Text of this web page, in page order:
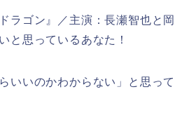
ラゴン』／主演：長瀬智也と岡
と思っているあなた！
いいのかわからない」と思って